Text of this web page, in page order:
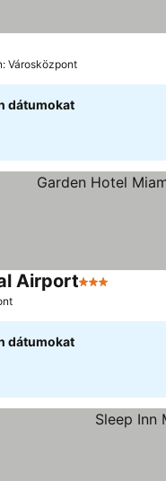
Városközpont
dátumokat
Airport3 Kategória
dátumokat